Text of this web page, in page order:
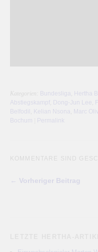
Kategorien: Bundesliga , Hertha
Abstiegskampf , Dong-Jun Lee,
Belfodil , Kelian Nsona , Marc
Bochum
Permalink
KOMMENTARE SIND
← Vorheriger Beitrag